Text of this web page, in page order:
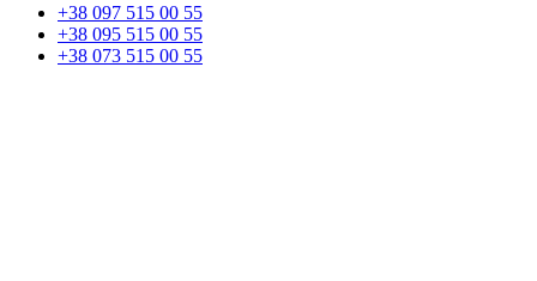
+38 097 515 00 55
+38 095 515 00 55
+38 073 515 00 55